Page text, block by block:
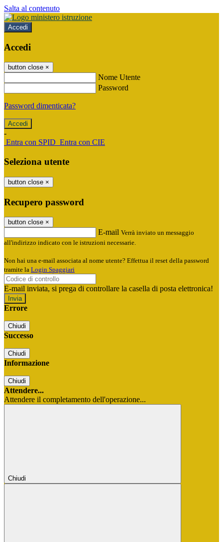
Salta al contenuto
Accedi
Accedi
button close ×
Nome Utente
Password
Password dimenticata?
-
Entra con SPID Entra con CIE
Seleziona utente
button close ×
Recupero password
button close ×
E-mail Verrà inviato un messaggio
all'indirizzo indicato con le istruzioni necessarie.
Non hai una e-mail associata al nome utente? Effettua il reset della password
tramite la Login Spaggiari
E-mail inviata, si prega di controllare la casella di posta elettronica!
Errore
Chiudi
Successo
Chiudi
Informazione
Chiudi
Attendere...
Attendere il completamento dell'operazione...
Chiudi